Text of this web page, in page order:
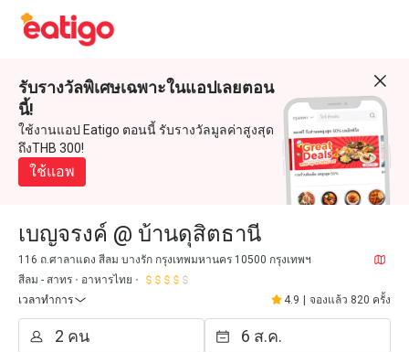
รับรางวัลพิเศษเฉพาะในแอปเลยตอน
นี้!
ใช้งานแอป Eatigo ตอนนี้ รับรางวัลมูลค่าสูงสุด
ถึงTHB 300!
ใช้แอพ
เบญจรงค์ @ บ้านดุสิตธานี
116 ถ.ศาลาแดง สีลม บางรัก กรุงเทพมหานคร 10500 กรุงเทพฯ
สีลม - สาทร
อาหารไทย
เวลาทำการ
4.9 จองแล้ว 820 ครั้ง